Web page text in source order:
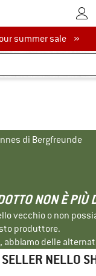
Al
summer sale
our summer sale »
di Bergfreunde
NON È
vecchio o non
produttore.
abbiamo delle
NELLO